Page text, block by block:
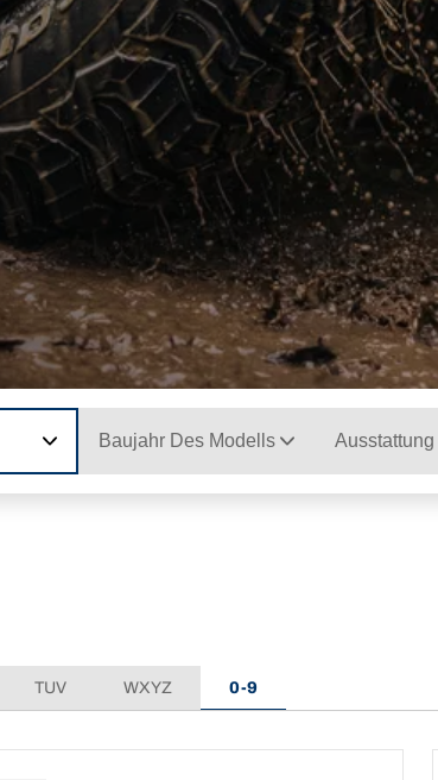
Baujahr Des Modells Ausstattung
TUV WXYZ 0-9